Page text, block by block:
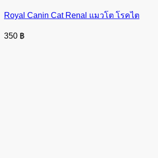
Royal Canin Cat Renal แมวโต โรคไต
350 ฿